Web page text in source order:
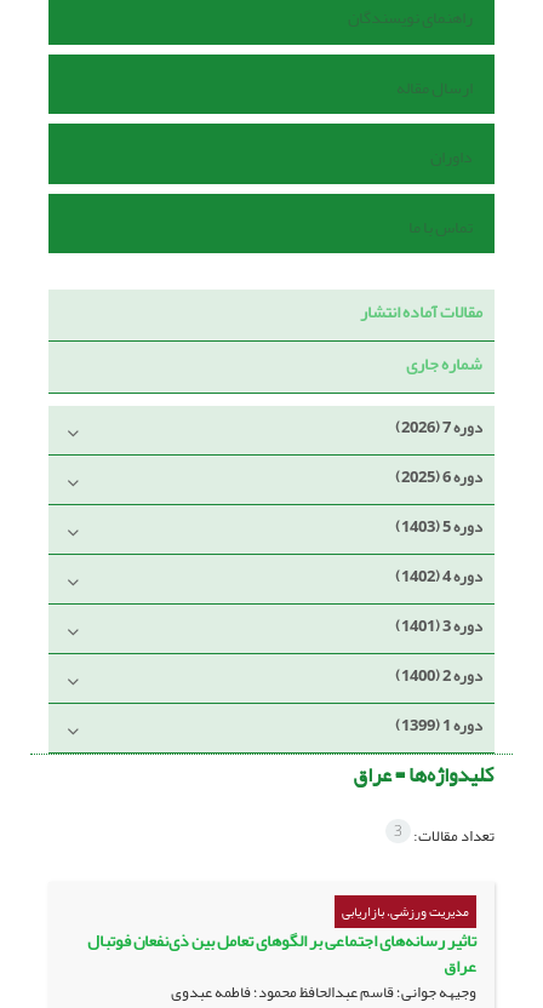
راهنمای نویسندگان
ارسال مقاله
داوران
تماس با ما
مقالات آماده انتشار
شماره جاری
دوره 7 (2026)
دوره 6 (2025)
دوره 5 (1403)
دوره 4 (1402)
دوره 3 (1401)
دوره 2 (1400)
دوره 1 (1399)
کلیدواژه‌ها =عراق
تعداد مقالات: 3
مدیریت ورزشی، بازاریابی
تاثیر رسانه‌های اجتماعی بر الگوهای تعامل بین ذی‌نفعان فوتبال
عراق
وجیهه جوانی؛ قاسم عبدالحافظ محمود؛ فاطمه عبدوی